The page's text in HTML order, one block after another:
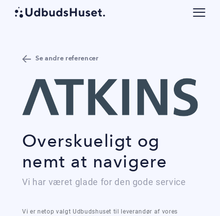
Se andre referencer
Overskueligt og
nemt at navigere
Vi har været glade for den gode service
Vi er netop valgt Udbudshuset til leverandør af vores